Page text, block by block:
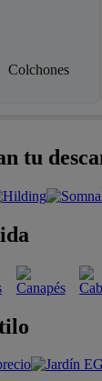
Colchones
tu